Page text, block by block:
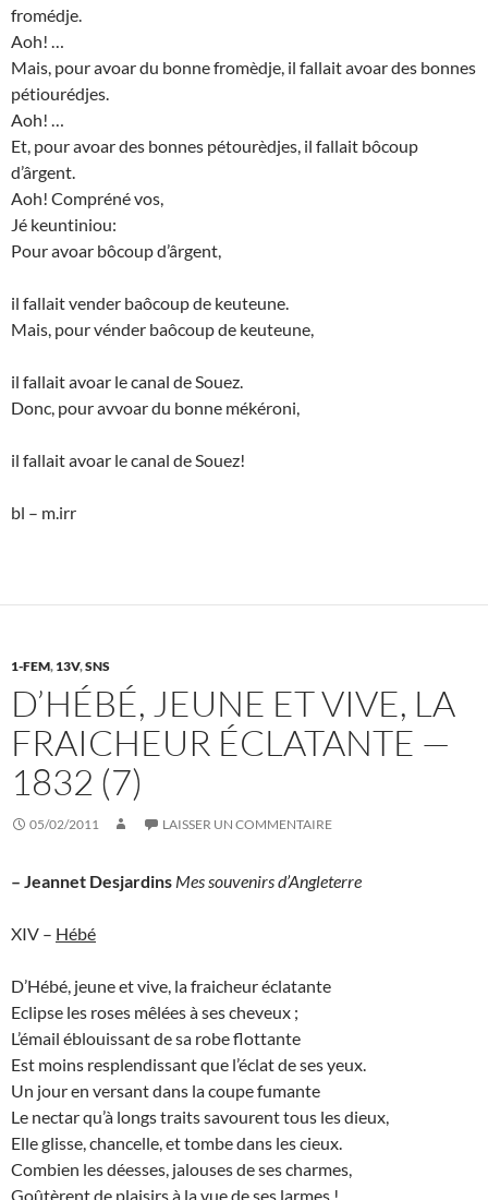
fromédje.
Aoh! …
Mais, pour avoar du bonne fromèdje, il fallait avoar des bonnes
pétiourédjes.
Aoh! …
Et, pour avoar des bonnes pétourèdjes, il fallait bôcoup
d’ârgent.
Aoh! Compréné vos,
Jé keuntiniou:
Pour avoar bôcoup d’ârgent,
il fallait vender baôcoup de keuteune.
Mais, pour vénder baôcoup de keuteune,
il fallait avoar le canal de Souez.
Donc, pour avvoar du bonne mékéroni,
il fallait avoar le canal de Souez!
bl – m.irr
1-FEM, 13V,SNS
D’HÉBÉ, JEUNE ET VIVE, LA
FRAICHEUR ÉCLATANTE —
1832 (7)
05/02/2011 LAISSER UN COMMENTAIRE
– Jeannet Desjardins Mes souvenirs d’Angleterre
XIV – Hébé
D’Hébé, jeune et vive, la fraicheur éclatante
Eclipse les roses mêlées à ses cheveux ;
L’émail éblouissant de sa robe flottante
Est moins resplendissant que l’éclat de ses yeux.
Un jour en versant dans la coupe fumante
Le nectar qu’à longs traits savourent tous les dieux,
Elle glisse, chancelle, et tombe dans les cieux.
Combien les déesses, jalouses de ses charmes,
Goûtèrent de plaisirs à la vue de ses larmes !